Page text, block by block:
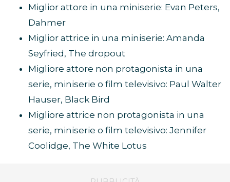
Miglior attore in una miniserie: Evan Peters,
Dahmer
Miglior attrice in una miniserie: Amanda
Seyfried, The dropout
Migliore attore non protagonista in una
serie, miniserie o film televisivo: Paul Walter
Hauser, Black Bird
Migliore attrice non protagonista in una
serie, miniserie o film televisivo: Jennifer
Coolidge, The White Lotus